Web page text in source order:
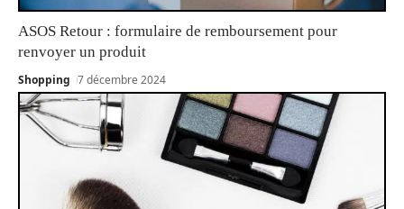
ASOS Retour : formulaire de remboursement pour
renvoyer un produit
Shopping 7 décembre 2024